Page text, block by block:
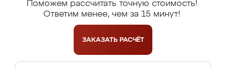
Поможем рассчитать точную стоимость!
Ответим менее, чем за 15 минут!
ЗАКАЗАТЬ РАСЧЁТ